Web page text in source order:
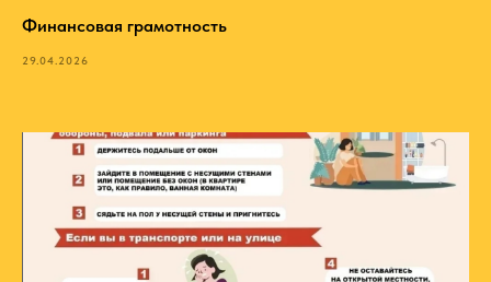
Финансовая грамотность
29.04.2026